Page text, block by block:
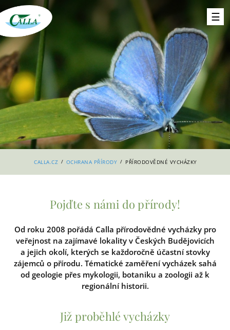
CALLA.CZ / OCHRANA PŘÍRODY / PŘÍRODOVĚDNÉ VYCHÁZKY
Pojďte s námi do přírody!
Od roku 2008 pořádá Calla přírodovědné vycházky pro
veřejnost na zajímavé lokality v Českých Budějovicích
a jejich okolí, kterých se každoročně účastní stovky
zájemců o přírodu. Tématické zaměření vycházek sahá
od geologie přes mykologii, botaniku a zoologii až k
regionální historii.
Již proběhlé vycházky